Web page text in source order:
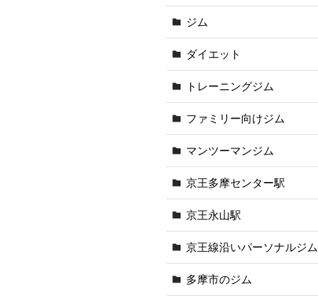
ジム
ダイエット
トレーニングジム
ファミリー向けジム
マンツーマンジム
京王多摩センター駅
京王永山駅
京王線沿いパーソナルジム
多摩市のジム